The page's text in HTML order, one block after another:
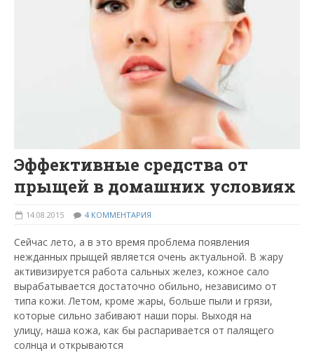
Эффективные средства от
прыщей в домашних условиях
14.08.2015 4 КОММЕНТАРИЯ
Сейчас лето, а в это время проблема появления
нежданных прыщей является очень актуальной. В жару
активизируется работа сальных желез, кожное сало
вырабатывается достаточно обильно, независимо от
типа кожи. Летом, кроме жары, больше пыли и грязи,
которые сильно забивают наши поры. Выходя на
улицу, наша кожа, как бы распаривается от палящего
солнца и открываются